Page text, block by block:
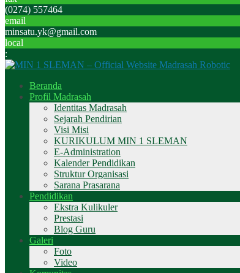
(0274) 557464
email
minsatu.yk@gmail.com
local
:
Beranda
Profil Madrasah
Identitas Madrasah
Sejarah Pendirian
Visi Misi
KURIKULUM MIN 1 SLEMAN
E-Administration
Kalender Pendidikan
Struktur Organisasi
Sarana Prasarana
Pendidikan
Ekstra Kulikuler
Prestasi
Blog Guru
Galeri
Foto
Video